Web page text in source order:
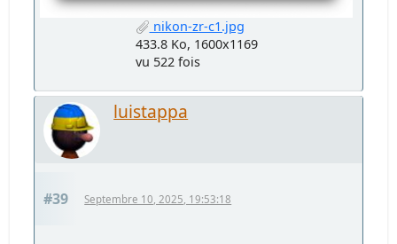
nikon-zr-c1.jpg
433.8 Ko, 1600x1169
vu 522 fois
luistappa
#39 Septembre 10, 2025, 19:53:18